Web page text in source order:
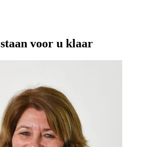
staan voor u klaar